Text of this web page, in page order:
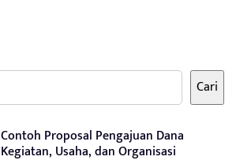
Cari
Contoh Proposal Pengajuan Dana
Kegiatan, Usaha, dan Organisasi